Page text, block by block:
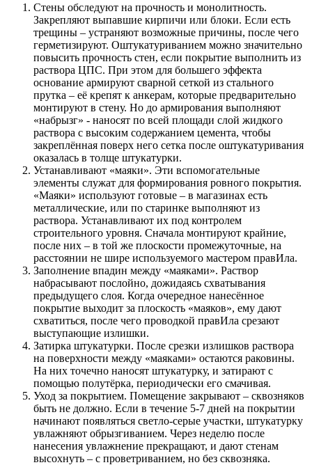
Стены обследуют на прочность и монолитность.
Закрепляют выпавшие кирпичи или блоки. Если есть
трещины – устраняют возможные причины, после чего
герметизируют. Оштукатуриванием можно значительно
повысить прочность стен, если покрытие выполнить из
раствора ЦПС. При этом для большего эффекта
основание армируют сварной сеткой из стального
прутка – её крепят к анкерам, которые предварительно
монтируют в стену. Но до армирования выполняют
«набрызг» - наносят по всей площади слой жидкого
раствора с высоким содержанием цемента, чтобы
закреплённая поверх него сетка после оштукатуривания
оказалась в толще штукатурки.
Устанавливают «маяки». Эти вспомогательные
элементы служат для формирования ровного покрытия.
«Маяки» используют готовые – в магазинах есть
металлические, или по старинке выполняют из
раствора. Устанавливают их под контролем
строительного уровня. Сначала монтируют крайние,
после них – в той же плоскости промежуточные, на
расстоянии не шире используемого мастером правИла.
Заполнение впадин между «маяками». Раствор
набрасывают послойно, дожидаясь схватывания
предыдущего слоя. Когда очередное нанесённое
покрытие выходит за плоскость «маяков», ему дают
схватиться, после чего проводкой правИла срезают
выступающие излишки.
Затирка штукатурки. После срезки излишков раствора
на поверхности между «маяками» остаются раковины.
На них точечно наносят штукатурку, и затирают с
помощью полутёрка, периодически его смачивая.
Уход за покрытием. Помещение закрывают – сквозняков
быть не должно. Если в течение 5-7 дней на покрытии
начинают появляться светло-серые участки, штукатурку
увлажняют обрызгиванием. Через неделю после
нанесения увлажнение прекращают, и дают стенам
высохнуть – с проветриванием, но без сквозняка.